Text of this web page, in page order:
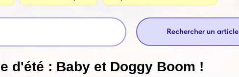
Rechercher un article
d'été : Baby et Doggy Boom !